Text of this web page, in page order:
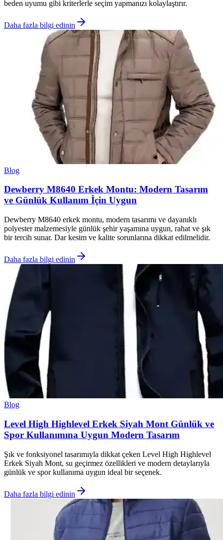
beden uyumu gibi kriterlerle seçim yapmanızı kolaylaştırır.
Daha fazla bilgi edinin
Blog
Dewberry M8640 Erkek Montu: Modern Tasarım
ve Günlük Kullanım İçin Uygun
Dewberry M8640 erkek montu, modern tasarımı ve dayanıklı
polyester malzemesiyle günlük şehir yaşamına uygun, rahat ve şık
bir tercih sunar. Dar kesim ve kalite sorunlarına dikkat edilmelidir.
Daha fazla bilgi edinin
Blog
Level High Highlevel Erkek Siyah Mont Günlük ve
Spor Kullanımına Uygun Modern Tasarım
Şık ve fonksiyonel tasarımıyla dikkat çeken Level High Highlevel
Erkek Siyah Mont, su geçirmez özellikleri ve modern detaylarıyla
günlük ve spor kullanıma uygun ideal bir seçenek.
Daha fazla bilgi edinin